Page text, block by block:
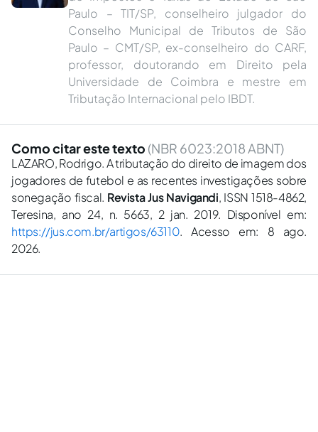
Paulo – TIT/SP, conselheiro julgador do
Conselho Municipal de Tributos de São
Paulo – CMT/SP, ex-conselheiro do CARF,
professor, doutorando em Direito pela
Universidade de Coimbra e mestre em
Tributação Internacional pelo IBDT.
Como citar este texto (NBR 6023:2018 ABNT)
LAZARO, Rodrigo. A tributação do direito de imagem dos
jogadores de futebol e as recentes investigações sobre
sonegação fiscal. Revista Jus Navigandi, ISSN 1518-4862,
Teresina, ano 24, n. 5663, 2 jan. 2019. Disponível em:
https://jus.com.br/artigos/63110. Acesso em: 8 ago.
2026.